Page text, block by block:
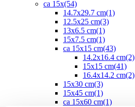
ca 15x(54)
14.7x29.7 cm(1)
12.5x25 cm(3)
13x6.5 cm(1)
15x7.5 cm(1)
ca 15x15 cm(43)
14.2x16.4 cm(2)
15x15 cm(41)
16.4x14.2 cm(2)
15x30 cm(3)
15x45 cm(1)
ca 15x60 cm(1)